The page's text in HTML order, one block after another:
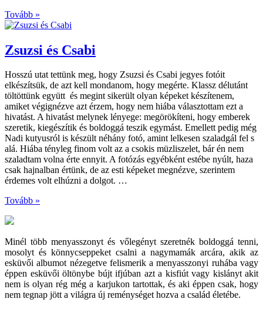
Tovább »
Zsuzsi és Csabi
Hosszú utat tettünk meg, hogy Zsuzsi és Csabi jegyes fotóit
elkészítsük, de azt kell mondanom, hogy megérte. Klassz délutánt
töltöttünk együtt és megint sikerült olyan képeket készítenem,
amiket végignézve azt érzem, hogy nem hiába választottam ezt a
hivatást. A hivatást melynek lényege: megörökíteni, hogy emberek
szeretik, kiegészítik és boldoggá teszik egymást. Emellett pedig még
Nadi kutyusról is készült néhány fotó, amint lelkesen szaladgál fel s
alá. Hiába tényleg finom volt az a csokis müzliszelet, bár én nem
szaladtam volna érte ennyit. A fotózás egyébként estébe nyúlt, haza
csak hajnalban értünk, de az esti képeket megnézve, szerintem
érdemes volt elhúzni a dolgot. …
Tovább »
Minél több menyasszonyt és vőlegényt szeretnék boldoggá tenni,
mosolyt és könnycseppeket csalni a nagymamák arcára, akik az
esküvői albumot nézegetve felismerik a menyasszonyi ruhába vagy
éppen esküvői öltönybe bújt ifjúban azt a kisfiút vagy kislányt akit
nem is olyan rég még a karjukon tartottak, és aki éppen csak, hogy
nem tegnap jött a világra új reménységet hozva a család életébe.